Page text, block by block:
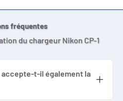
fréquentes
du chargeur Nikon CP-1
accepte-t-il également la